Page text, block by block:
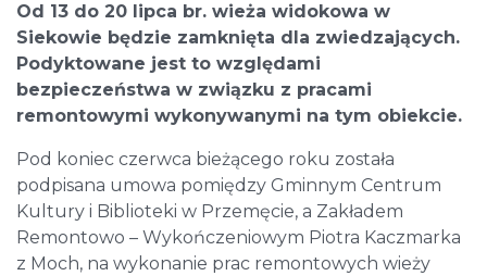
Od 13 do 20 lipca br. wieża widokowa w
Siekowie będzie zamknięta dla zwiedzających.
Podyktowane jest to względami
bezpieczeństwa w związku z pracami
remontowymi wykonywanymi na tym obiekcie.
Pod koniec czerwca bieżącego roku została
podpisana umowa pomiędzy Gminnym Centrum
Kultury i Biblioteki w Przemęcie, a Zakładem
Remontowo – Wykończeniowym Piotra Kaczmarka
z Moch, na wykonanie prac remontowych wieży